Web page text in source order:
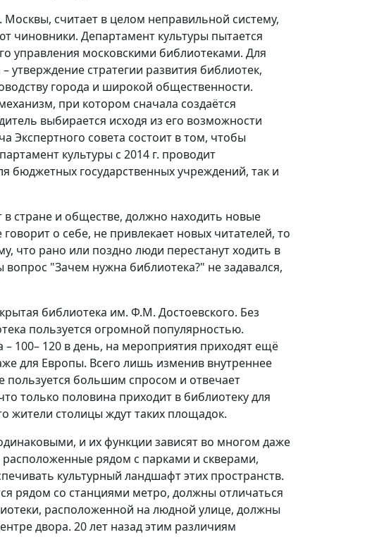
считает в целом неправильной систему,
чиновники. Департамент культуры пытается
управления московскими библиотеками. Для
утверждение стратегии развития библиотек,
города и широкой общественности.
при котором сначала создаётся
выбирается исходя из его возможности
Экспертного совета состоит в том, чтобы
культуры с 2014 г. проводит
бюджетных государственных учреждений, так и
в стране и обществе, должно находить новые
о себе, не привлекает новых читателей, то
что рано или поздно люди перестанут ходить в
"Зачем нужна библиотека?" не задавался,
библиотека им. Ф.М. Достоевского. Без
пользуется огромной популярностью.
100– 120 в день, на мероприятия приходят ещё
для Европы. Всего лишь изменив внутреннее
пользуется большим спросом и отвечает
только половина приходит в библиотеку для
жители столицы ждут таких площадок.
и их функции зависят во многом даже
рядом с парками и скверами,
культурный ландшафт этих пространств.
рядом со станциями метро, должны отличаться
расположенной на людной улице, должны
двора. 20 лет назад этим различиям